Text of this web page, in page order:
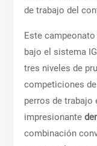
de trabajo del
Este
bajo el sistema
tres niveles de
competiciones
perros de trabajo
impresionante
combinación